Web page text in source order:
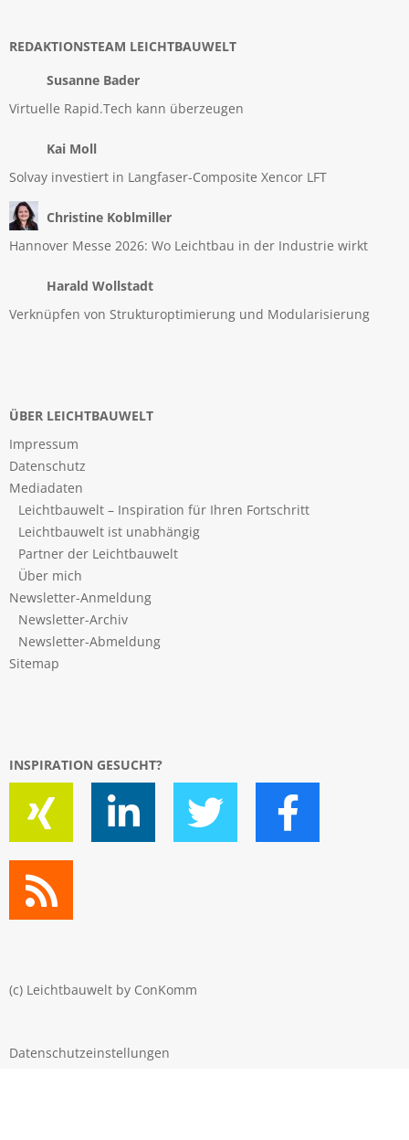
REDAKTIONSTEAM LEICHTBAUWELT
Susanne Bader
Virtuelle Rapid.Tech kann überzeugen
Kai Moll
Solvay investiert in Langfaser-Composite Xencor LFT
Christine Koblmiller
Hannover Messe 2026: Wo Leichtbau in der Industrie wirkt
Harald Wollstadt
Verknüpfen von Strukturoptimierung und Modularisierung
ÜBER LEICHTBAUWELT
Impressum
Datenschutz
Mediadaten
Leichtbauwelt – Inspiration für Ihren Fortschritt
Leichtbauwelt ist unabhängig
Partner der Leichtbauwelt
Über mich
Newsletter-Anmeldung
Newsletter-Archiv
Newsletter-Abmeldung
Sitemap
INSPIRATION GESUCHT?
(c) Leichtbauwelt by ConKomm
Datenschutzeinstellungen